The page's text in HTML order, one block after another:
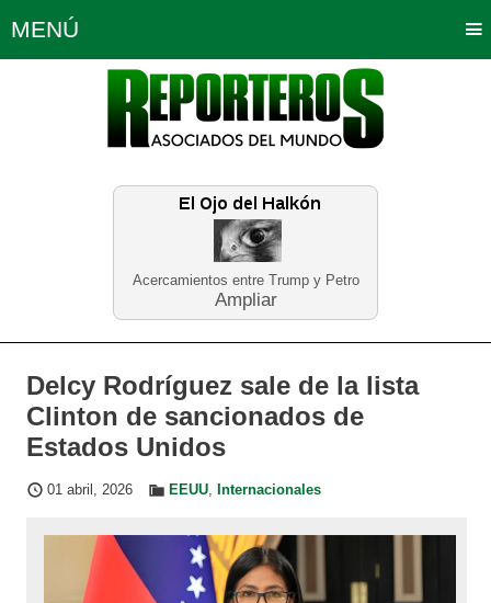
Acercamientos entre Trump y Petro
Ampliar
MENÚ
Política Opinión Bogotá
Planeta Tierra Deportes
Educación Neira
Delcy Rodríguez sale de la lista
Clinton de sancionados de
Estados Unidos
01 abril, 2026 EEUU, Internacionales